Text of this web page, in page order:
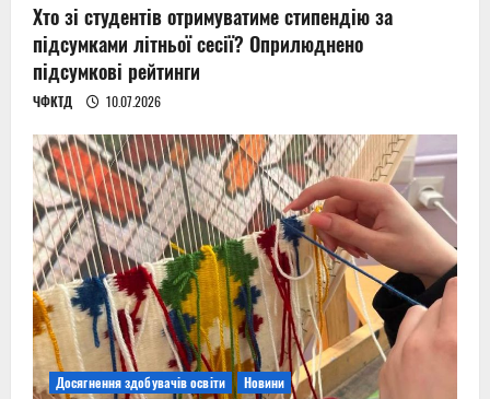
Хто зі студентів отримуватиме стипендію за
підсумками літньої сесії? Оприлюднено
підсумкові рейтинги
ЧФКТД 10.07.2026
Досягнення здобувачів освіти
Новини